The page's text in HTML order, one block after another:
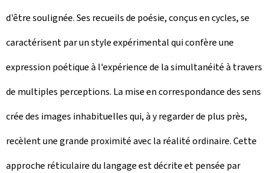
d'être soulignée. Ses recueils de poésie, conçus en cycles, se
caractérisent par un style expérimental qui confère une
expression poétique à l'expérience de la simultanéité à travers
de multiples perceptions. La mise en correspondance des sens
crée des images inhabituelles qui, à y regarder de plus près,
recèlent une grande proximité avec la réalité ordinaire. Cette
approche réticulaire du langage est décrite et pensée par